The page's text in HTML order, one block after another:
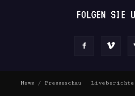
FOLGEN SIE
News / Presseschau Liveberichte